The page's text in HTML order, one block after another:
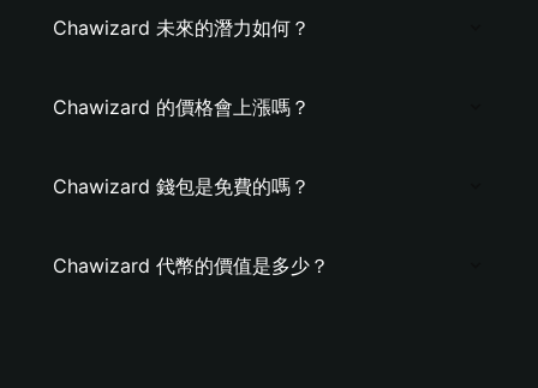
Chawizard 未來的潛力如何？
Chawizard 的價格會上漲嗎？
Chawizard 錢包是免費的嗎？
Chawizard 代幣的價值是多少？